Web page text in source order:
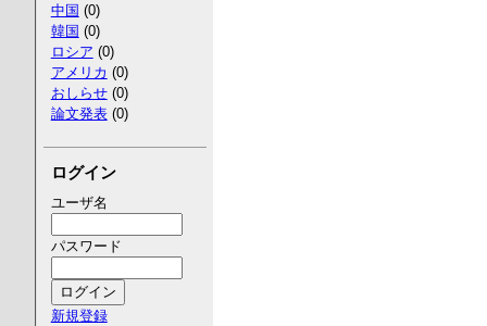
中国 (0)
韓国 (0)
ロシア (0)
アメリカ (0)
おしらせ(0)
論文発表(0)
ログイン
ユーザ名
パスワード
新規登録